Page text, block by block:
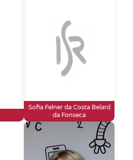
Sofia Felner da Costa Belard
da Fonseca